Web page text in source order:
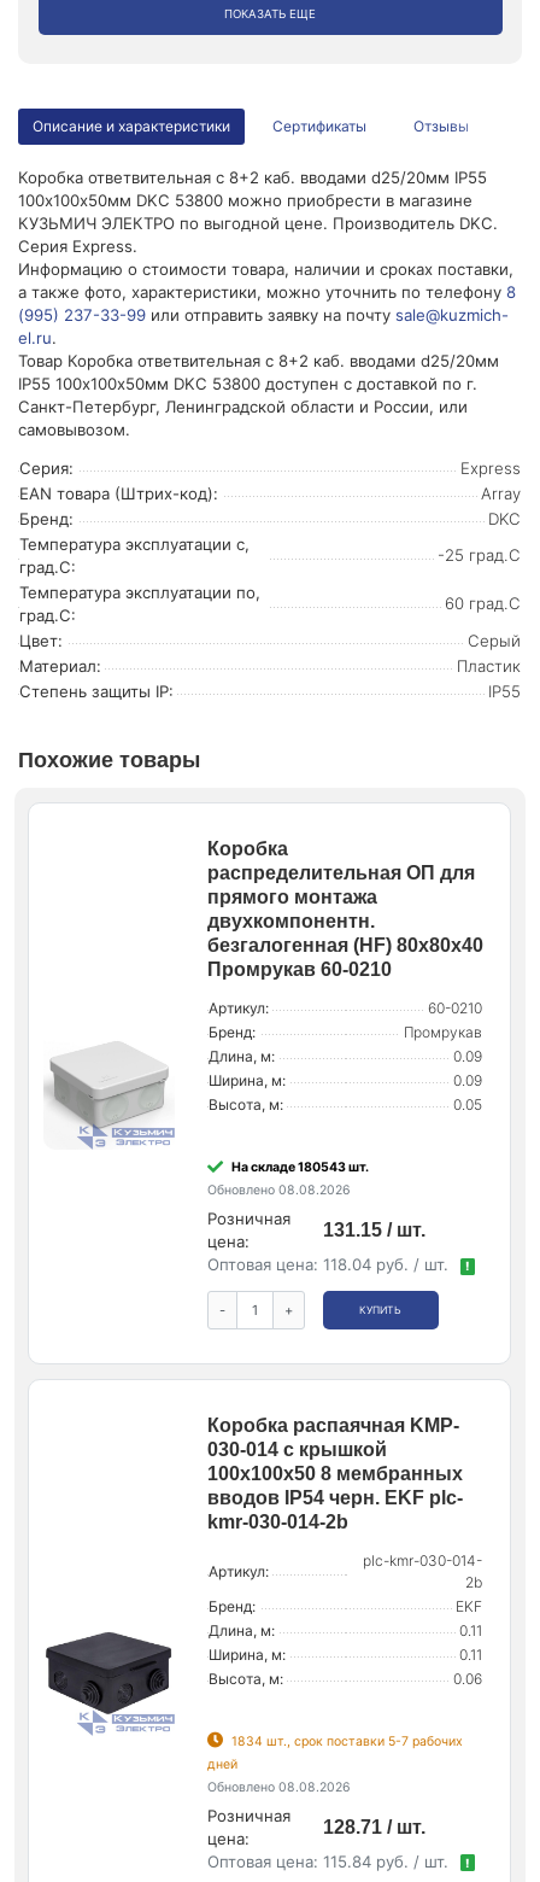
ПОКАЗАТЬ ЕЩЕ
Описание и характеристики Сертификаты Отзывы
Коробка ответвительная с 8+2 каб. вводами d25/20мм IP55
100х100х50мм DKC 53800 можно приобрести в магазине
КУЗЬМИЧ ЭЛЕКТРО по выгодной цене. Производитель DKC.
Серия Express.
Информацию о стоимости товара, наличии и сроках поставки,
а также фото, характеристики, можно уточнить по телефону 8
(995) 237-33-99 или отправить заявку на почту sale@kuzmich-
el.ru.
Товар Коробка ответвительная с 8+2 каб. вводами d25/20мм
IP55 100х100х50мм DKC 53800 доступен с доставкой по г.
Санкт-Петербург, Ленинградской области и России, или
самовывозом.
Серия:
Express
EAN товара (Штрих-код):
Array
Бренд:
DKC
Температура эксплуатации с,
град.C:
-25 град.C
Температура эксплуатации по,
град.C:
60 град.C
Цвет:
Серый
Материал:
Пластик
Степень защиты IP:
IP55
Похожие товары
Коробка
распределительная ОП для
прямого монтажа
двухкомпонентн.
безгалогенная (HF) 80х80х40
Промрукав 60-0210
Артикул:
60-0210
Бренд:
Промрукав
Длина, м:
0.09
Ширина, м:
0.09
Высота, м:
0.05
На складе 180543 шт.
Обновлено 08.08.2026
Розничная
цена:
131.15 / шт.
Оптовая цена: 118.04 руб. / шт. !
- + КУПИТЬ
Коробка распаячная KMP-
030-014 с крышкой
100х100х50 8 мембранных
вводов IP54 черн. EKF plc-
kmr-030-014-2b
Артикул:
plc-kmr-030-014-
2b
Бренд:
EKF
Длина, м:
0.11
Ширина, м:
0.11
Высота, м:
0.06
1834 шт., срок поставки 5-7 рабочих
дней
Обновлено 08.08.2026
Розничная
цена:
128.71 / шт.
Оптовая цена: 115.84 руб. / шт. !